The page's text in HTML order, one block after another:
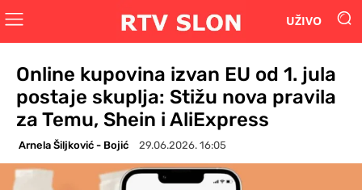
UŽIVO
Online kupovina izvan EU od 1. jula
postaje skuplja: Stižu nova pravila
za Temu, Shein i AliExpress
Arnela Šiljković - Bojić 29.06.2026. 16:05